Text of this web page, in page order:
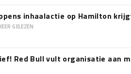
inhaalactie op Hamilton
GELEZEN
Red Bull vult organisatie aan